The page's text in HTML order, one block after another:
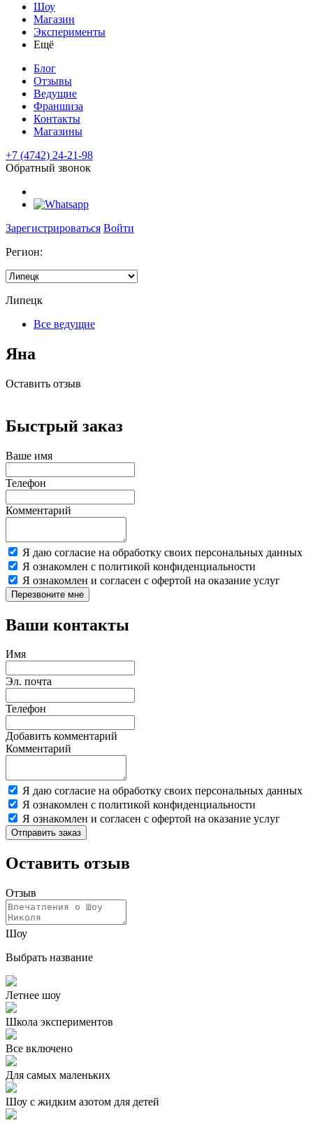
Шоу
Магазин
Эксперименты
Ещё
Блог
Отзывы
Ведущие
Франшиза
Контакты
Магазины
+7 (4742) 24-21-98
Обратный звонок
Зарегистрироваться Войти
Регион:
Липецк
Все ведущие
Яна
Оставить отзыв
Быстрый заказ
Ваше имя
Телефон
Комментарий
Я даю согласие на обработку своих персональных данных
Я ознакомлен с политикой конфиденциальности
Я ознакомлен и согласен с офертой на оказание услуг
Перезвоните мне
Ваши контакты
Имя
Эл. почта
Телефон
Добавить комментарий
Комментарий
Я даю согласие на обработку своих персональных данных
Я ознакомлен с политикой конфиденциальности
Я ознакомлен и согласен с офертой на оказание услуг
Отправить заказ
Оставить отзыв
Отзыв
Шоу
Выбрать название
Летнее шоу
Школа экспериментов
Все включено
Для самых маленьких
Шоу с жидким азотом для детей